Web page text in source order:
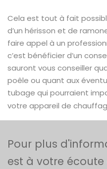
Cela est tout à fait
d’un hérisson et de
faire appel à un
c’est bénéficier d’un
sauront vous conseiller
poêle ou quant aux
tubage qui pourraient
votre appareil de
Pour plus
est à votre